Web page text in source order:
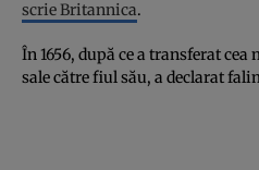
scrie Britannica.
În 1656, după ce a transferat
sale către fiul său, a declarat